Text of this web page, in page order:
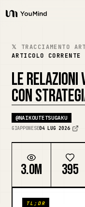
YouMind
Panoramica
Casi d'uso
Abilità
Prezzi
Scarica
𝕏 TRACCIAMENTO
ARTICOLO CORRENTE
LE RELAZIONI
CON
@NAIKOUTETSUGAKU
GIAPPONESE04 LUG 2026
3.0M 395
TL;DR